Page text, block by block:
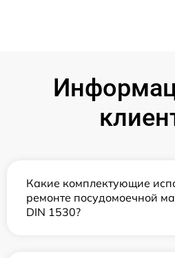
Какие комплектующие
ремонте посудомоечной
DIN 1530?